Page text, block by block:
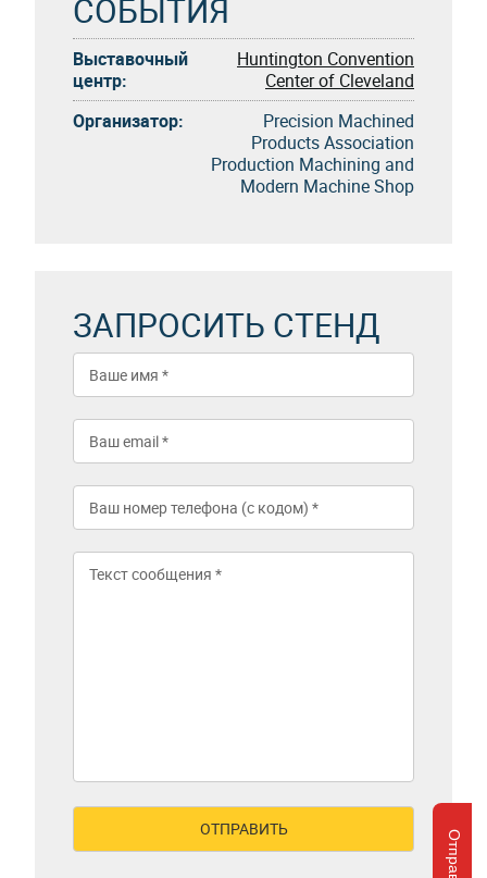
СОБЫТИЯ
Выставочный
центр:
Huntington Convention
Center of Cleveland
Организатор:
Precision Machined
Products Association
Production Machining and
Modern Machine Shop
ЗАПРОСИТЬ СТЕНД